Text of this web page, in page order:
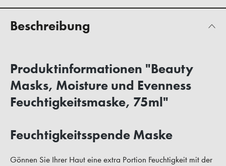
Beschreibung
Produktinformationen "Beauty
Masks, Moisture und Evenness
Feuchtigkeitsmaske, 75ml"
Feuchtigkeitsspende Maske
Gönnen Sie Ihrer Haut eine extra Portion Feuchtigkeit mit der